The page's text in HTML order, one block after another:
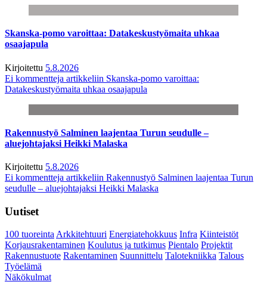
Skanska-pomo varoittaa: Datakeskustyömaita uhkaa
osaajapula
Kirjoitettu 5.8.2026
Ei kommentteja artikkeliin Skanska-pomo varoittaa:
Datakeskustyömaita uhkaa osaajapula
Rakennustyö Salminen laajentaa Turun seudulle –
aluejohtajaksi Heikki Malaska
Kirjoitettu 5.8.2026
Ei kommentteja artikkeliin Rakennustyö Salminen laajentaa Turun
seudulle – aluejohtajaksi Heikki Malaska
Uutiset
100 tuoreintaArkkitehtuuri Energiatehokkuus Infra Kiinteistöt
Korjausrakentaminen Koulutus ja tutkimus Pientalo Projektit
Rakennustuote Rakentaminen Suunnittelu Talotekniikka Talous
Työelämä
Näkökulmat